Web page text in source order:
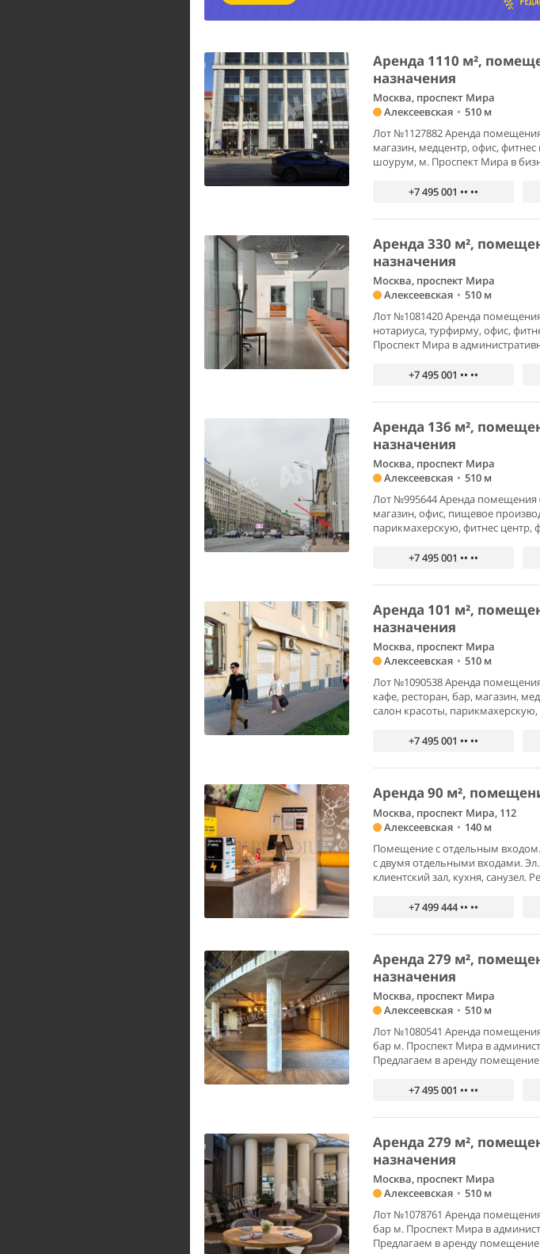
Аренда 1110 м²,
назначения
Москва, проспект Мира
Алексеевская • 510 м
Лот №1127882 Аренда
магазин, медцентр, офис,
шоурум, м. Проспект Мира в
+7 495 001 •• ••
Аренда 330 м²,
назначения
Москва, проспект Мира
Алексеевская • 510 м
Лот №1081420 Аренда
нотариуса, турфирму, офис,
Проспект Мира в
+7 495 001 •• ••
Аренда 136 м²,
назначения
Москва, проспект Мира
Алексеевская • 510 м
Лот №995644 Аренда помещения
магазин, офис, пищевое
парикмахерскую, фитнес центр,
+7 495 001 •• ••
Аренда 101 м²,
назначения
Москва, проспект Мира
Алексеевская • 510 м
Лот №1090538 Аренда
кафе, ресторан, бар, магазин,
салон красоты,
+7 495 001 •• ••
Аренда 90 м²,
Москва, проспект Мира, 112
Алексеевская • 140 м
Помещение с отдельным
с двумя отдельными входами.
клиентский зал, кухня, санузел.
+7 499 444 •• ••
Аренда 279 м²,
назначения
Москва, проспект Мира
Алексеевская • 510 м
Лот №1080541 Аренда
бар м. Проспект Мира в
Предлагаем в аренду помещение
+7 495 001 •• ••
Аренда 279 м²,
назначения
Москва, проспект Мира
Алексеевская • 510 м
Лот №1078761 Аренда
бар м. Проспект Мира в
Предлагаем в аренду помещение